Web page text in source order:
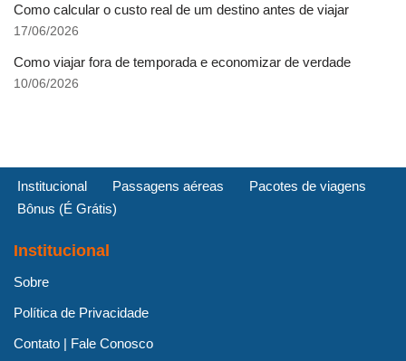
Como calcular o custo real de um destino antes de viajar
17/06/2026
Como viajar fora de temporada e economizar de verdade
10/06/2026
Institucional Passagens aéreas
Pacotes de viagens
Bônus (É Grátis)
Institucional
Sobre
Política de Privacidade
Contato | Fale Conosco